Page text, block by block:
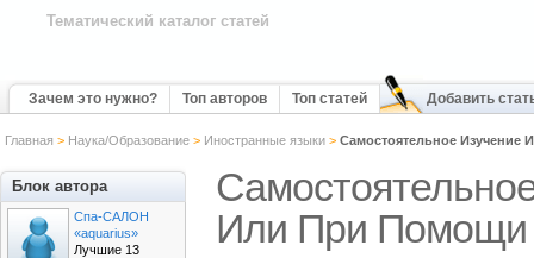
Тематический каталог статей
Зачем это нужно? Топ авторов Топ статей Добавить
Главная > Наука/Образование> Иностранные языки> Самостоятельное Изучение
Или При Помощи
Блок автора
Спа-САЛОН
«aquarius»
Лучшие 13